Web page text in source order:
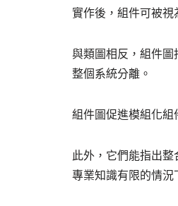
實作後，組件可被視
與類圖相反，組件圖
整個系統分離。
組件圖促進模組化組
此外，它們能指出
專業知識有限的情況